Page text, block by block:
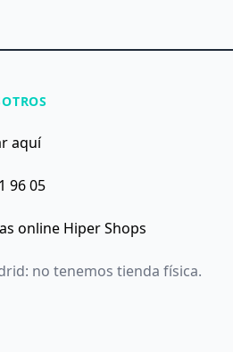
aquí
96 05
online Hiper Shops
no tenemos tienda física.